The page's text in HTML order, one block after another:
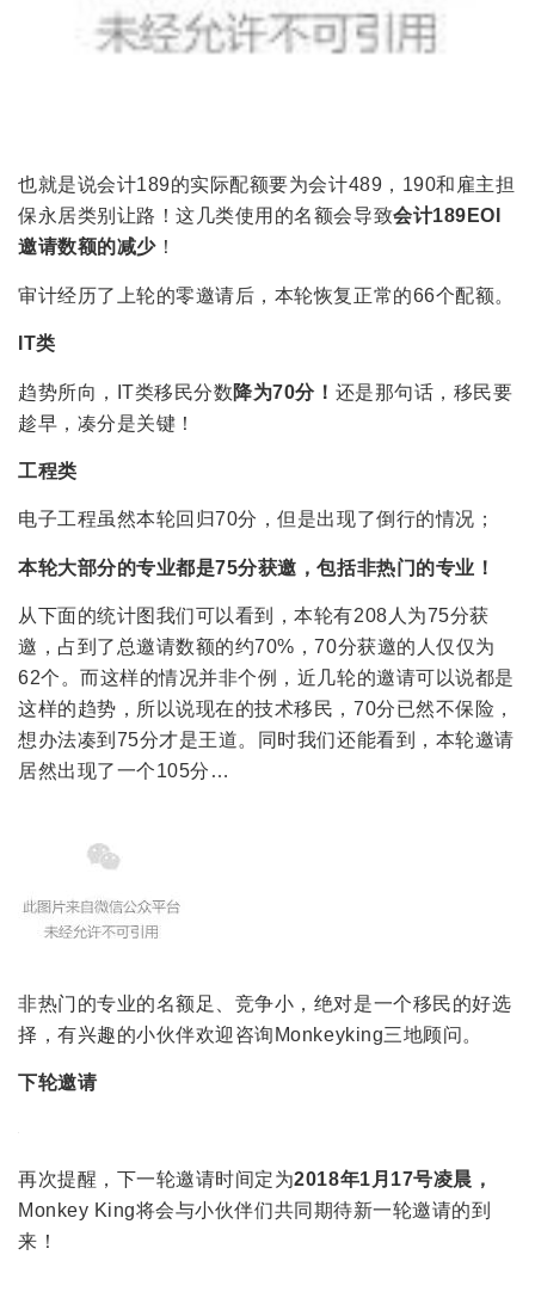
也就是说会计189的实际配额要为会计489，190和雇主担
保永居类别让路！这几类使用的名额会导致会计189EOI
邀请数额的减少！
审计经历了上轮的零邀请后，本轮恢复正常的66个配额。
IT类
趋势所向，IT类移民分数降为70分！ 还是那句话，移民要
趁早，凑分是关键！
工程类
电子工程虽然本轮回归70分，但是出现了倒行的情况；
本轮大部分的专业都是75分获邀，包括非热门的专业！
从下面的统计图我们可以看到，本轮有208人为75分获
邀，占到了总邀请数额的约70%，70分获邀的人仅仅为
62个。而这样的情况并非个例，近几轮的邀请可以说都是
这样的趋势，所以说现在的技术移民，70分已然不保险，
想办法凑到75分才是王道。同时我们还能看到，本轮邀请
居然出现了一个105分…
非热门的专业的名额足、竞争小，绝对是一个移民的好选
择，有兴趣的小伙伴欢迎咨询Monkeyking三地顾问。
下轮邀请
再次提醒，下一轮邀请时间定为2018年1月17号凌晨，
Monkey King将会与小伙伴们共同期待新一轮邀请的到
来！